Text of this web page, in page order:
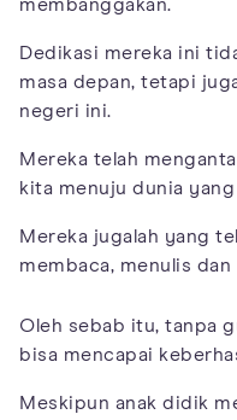
membanggakan.
Dedikasi mereka ini
masa depan, tetapi
negeri ini.
Mereka telah
kita menuju dunia
Mereka jugalah yang
membaca, menulis
Oleh sebab itu, tanpa
bisa mencapai
Meskipun anak didik